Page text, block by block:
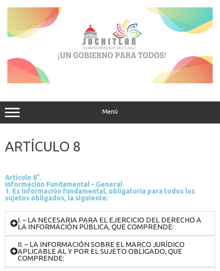
Menú
ARTÍCULO 8
Artículo 8°.
Información Fundamental – General
1. Es información fundamental, obligatoria para todos los
sujetos obligados, la siguiente:
I. – LA NECESARIA PARA EL EJERCICIO DEL DERECHO A
LA INFORMACIÓN PÚBLICA, QUE COMPRENDE:
II. – LA INFORMACIÓN SOBRE EL MARCO JURÍDICO
APLICABLE AL Y POR EL SUJETO OBLIGADO, QUE
COMPRENDE: